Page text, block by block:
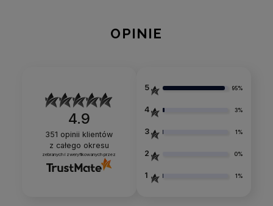
OPINIE
4.9
351 opinii klientów
z całego okresu
zebranych i zweryfikowanych przez
5 95%
4 3%
3 1%
2 0%
1 1%